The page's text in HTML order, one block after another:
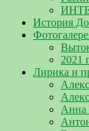
История
2021
Лирика и
Анна